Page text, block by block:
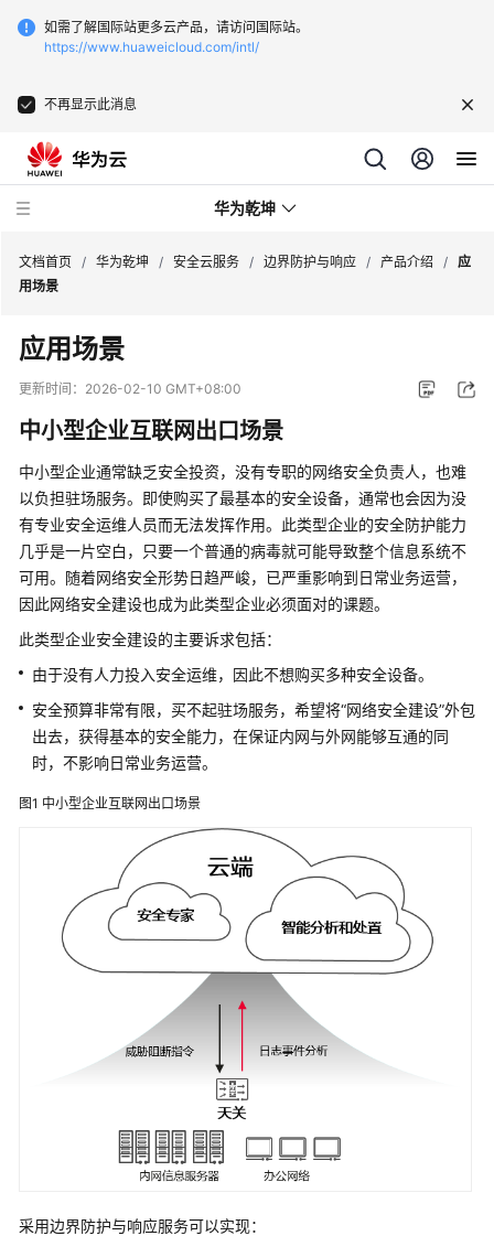
如需了解国际站更多云产品，请访问国际站。
https://www.huaweicloud.com/intl/
不再显示此消息
华为乾坤
全
云
务
什
么
是
华
为
乾
云
服
什
么
是
安
全
云
文档首页 / 华为乾坤 / 安全云服务 / 边界防护与响应 / 产品介绍 / 应
用场景
应用场景
更新时间： 2026-02-10 GMT+08:00
中小型企业互联网出口场景
中小型企业通常缺乏安全投资，没有专职的网络安全负责人，也难
以负担驻场服务。即使购买了最基本的安全设备，通常也会因为没
有专业安全运维人员而无法发挥作用。此类型企业的安全防护能力
几乎是一片空白，只要一个普通的病毒就可能导致整个信息系统不
可用。随着网络安全形势日趋严峻，已严重影响到日常业务运营，
因此网络安全建设也成为此类型企业必须面对的课题。
此类型企业安全建设的主要诉求包括：
由于没有人力投入安全运维，因此不想购买多种安全设备。
安全预算非常有限，买不起驻场服务，希望将“网络安全建设”外包
出去，获得基本的安全能力，在保证内网与外网能够互通的同
时，不影响日常业务运营。
图1 中小型企业互联网出口场景
采用边界防护与响应服务可以实现：